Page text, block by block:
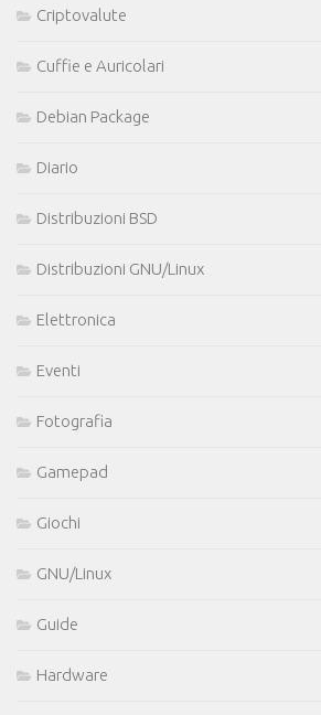
Criptovalute
Cuffie e Auricolari
Debian Package
Diario
Distribuzioni BSD
Distribuzioni GNU/Linux
Elettronica
Eventi
Fotografia
Gamepad
Giochi
GNU/Linux
Guide
Hardware